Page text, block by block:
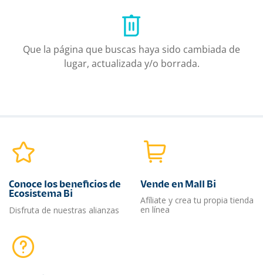
Que la página que buscas haya sido cambiada de
lugar, actualizada y/o borrada.
Conoce los beneficios de
Ecosistema Bi
Disfruta de nuestras alianzas
Vende en Mall Bi
Afíliate y crea tu propia tienda
en línea